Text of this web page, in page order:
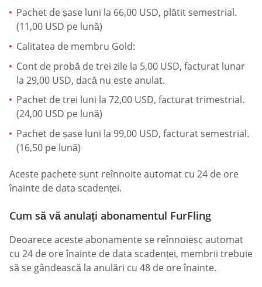
Pachet de șase luni la 66,00 USD, plătit semestrial.
(11,00 USD pe lună)
Calitatea de membru Gold:
Cont de probă de trei zile la 5,00 USD, facturat lunar
la 29,00 USD, dacă nu este anulat.
Pachet de trei luni la 72,00 USD, facturat trimestrial.
(24,00 USD pe lună)
Pachet de șase luni la 99,00 USD, facturat semestrial.
(16,50 pe lună)
Aceste pachete sunt reînnoite automat cu 24 de ore
înainte de data scadenței.
Cum să vă anulați abonamentul FurFling
Deoarece aceste abonamente se reînnoiesc automat
cu 24 de ore înainte de data scadenței, membrii trebuie
să se gândească la anulări cu 48 de ore înainte.